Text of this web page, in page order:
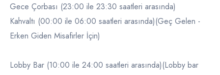
Gece Çorbası (23:00 ile 23:30 saatleri arasında)
Kahvaltı (00:00 ile 06:00 saatleri arasında)(Geç Gelen -
Erken Giden Misafirler İçin)
Lobby Bar (10:00 ile 24:00 saatleri arasında)(Lobby bar